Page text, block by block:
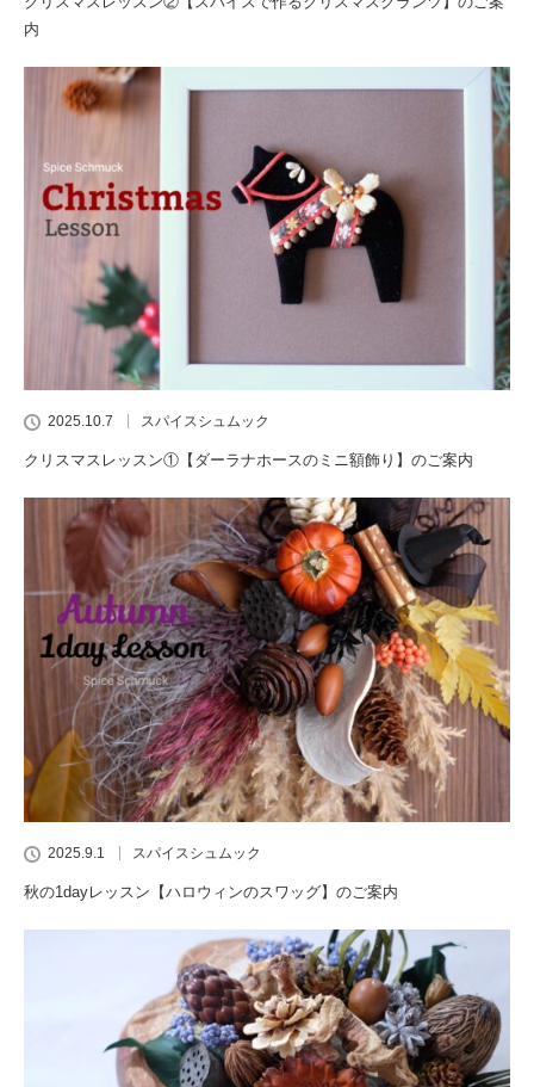
内
2025.10.7 スパイスシュムック
クリスマスレッスン①【ダーラナホースのミニ額飾り】のご案内
2025.9.1 スパイスシュムック
秋の1dayレッスン【ハロウィンのスワッグ】のご案内